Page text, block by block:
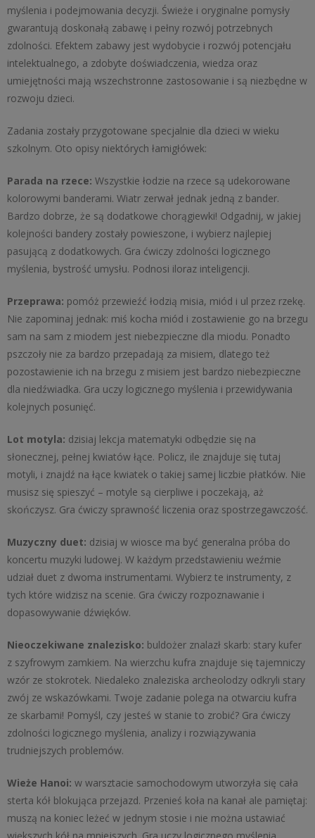
myślenia i podejmowania decyzji. Świeże i oryginalne pomysły
gwarantują doskonałą zabawę i pełny rozwój potrzebnych
zdolności. Efektem zabawy jest wydobycie i rozwój potencjału
intelektualnego, a zdobyte doświadczenia, wiedza oraz
umiejętności mają wszechstronne zastosowanie i są niezbędne w
rozwoju dzieci.
Zadania zostały przygotowane specjalnie dla dzieci w wieku
szkolnym. Oto opisy niektórych łamigłówek:
Parada na rzece: Wszystkie łodzie na rzece są udekorowane
kolorowymi banderami. Wiatr zerwał jednak jedną z bander.
Bardzo dobrze, że są dodatkowe chorągiewki! Odgadnij, w jakiej
kolejności bandery zostały powieszone, i wybierz najlepiej
pasującą z dodatkowych. Gra ćwiczy zdolności logicznego
myślenia, bystrość umysłu. Podnosi iloraz inteligencji.
Przeprawa: pomóż przewieźć łodzią misia, miód i ul przez rzekę.
Nie zapominaj jednak: miś kocha miód i zostawienie go na brzegu
sam na sam z miodem jest niebezpieczne dla miodu. Ponadto
pszczoły nie za bardzo przepadają za misiem, dlatego też
pozostawienie ich na brzegu z misiem jest bardzo niebezpieczne
dla niedźwiadka. Gra uczy logicznego myślenia i przewidywania
kolejnych posunięć.
Lot motyla: dzisiaj lekcja matematyki odbędzie się na
słonecznej, pełnej kwiatów łące. Policz, ile znajduje się tutaj
motyli, i znajdź na łące kwiatek o takiej samej liczbie płatków. Nie
musisz się spieszyć – motyle są cierpliwe i poczekają, aż
skończysz. Gra ćwiczy sprawność liczenia oraz spostrzegawczość.
Muzyczny duet: dzisiaj w wiosce ma być generalna próba do
koncertu muzyki ludowej. W każdym przedstawieniu weźmie
udział duet z dwoma instrumentami. Wybierz te instrumenty, z
tych które widzisz na scenie. Gra ćwiczy rozpoznawanie i
dopasowywanie dźwięków.
Nieoczekiwane znalezisko: buldożer znalazł skarb: stary kufer
z szyfrowym zamkiem. Na wierzchu kufra znajduje się tajemniczy
wzór ze stokrotek. Niedaleko znaleziska archeolodzy odkryli stary
zwój ze wskazówkami. Twoje zadanie polega na otwarciu kufra
ze skarbami! Pomyśl, czy jesteś w stanie to zrobić? Gra ćwiczy
zdolności logicznego myślenia, analizy i rozwiązywania
trudniejszych problemów.
Wieże Hanoi: w warsztacie samochodowym utworzyła się cała
sterta kół blokująca przejazd. Przenieś koła na kanał ale pamiętaj:
muszą na koniec leżeć w jednym stosie i nie można ustawiać